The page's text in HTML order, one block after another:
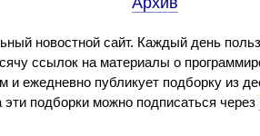
новостной сайт. Каждый день
ссылок на материалы о
и ежедневно публикует подборку из
подборки можно подписаться через